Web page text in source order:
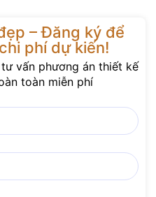
– Đăng ký để
phí dự kiến!
vấn phương án thiết kế
toàn miễn phí